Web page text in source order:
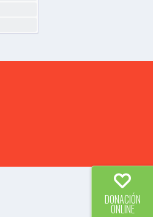
DONACIÓN
ONLINE